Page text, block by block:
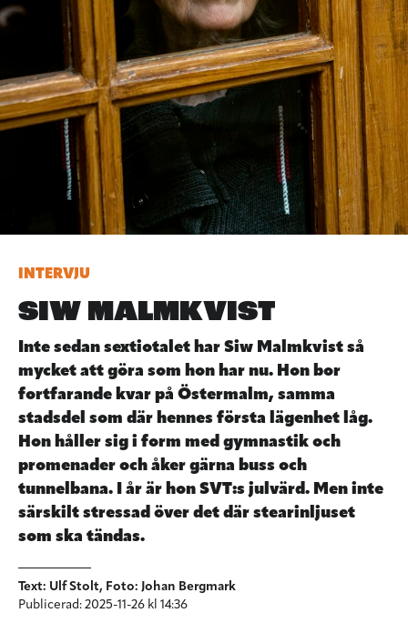
INTERVJU
SIW MALMKVIST
Inte sedan sextiotalet har Siw Malmkvist så
mycket att göra som hon har nu. Hon bor
fortfarande kvar på Östermalm, samma
stadsdel som där hennes första lägenhet låg.
Hon håller sig i form med gymnastik och
promenader och åker gärna buss och
tunnelbana. I år är hon SVT:s julvärd. Men inte
särskilt stressad över det där stearinljuset
som ska tändas.
Text: Ulf Stolt, Foto: Johan Bergmark
Publicerad: 2025-11-26 kl 14:36